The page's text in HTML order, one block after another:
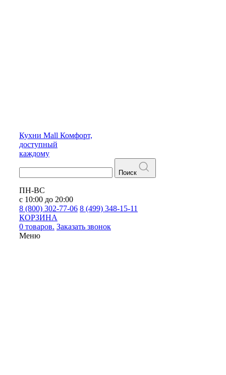
Кухни Mall Комфорт,
доступный
каждому
Поиск
ПН-ВС
с 10:00 до 20:00
8 (800) 302-77-06 8 (499) 348-15-11
КОРЗИНА
0 товаров. Заказать звонок
Меню